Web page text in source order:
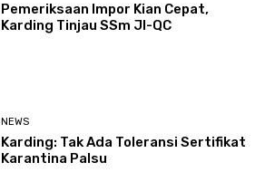
Pemeriksaan Impor Kian Cepat,
Karding Tinjau SSm JI-QC
NEWS
Karding: Tak Ada Toleransi Sertifikat
Karantina Palsu